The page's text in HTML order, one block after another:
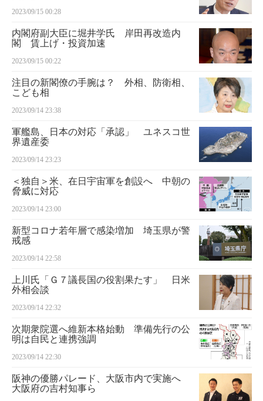
2023/09/15 00:28
内閣府副大臣に堀井学氏 岸田再改造内
閣 賃上げ・投資加速
2023/09/15 00:22
注目の新閣僚の手腕は？ 外相、防衛相、
こども相
2023/09/14 23:38
軍艦島、日本の対応「承認」 ユネスコ世
界遺産委
2023/09/14 23:23
＜独自＞米、在日宇宙軍を創設へ 中朝の
脅威に対応
2023/09/14 23:00
新型コロナ若年層で感染増加 埼玉県が警
戒感
2023/09/14 22:58
上川氏「Ｇ７議長国の役割果たす」 日米
外相会談
2023/09/14 22:32
次期衆院選へ維新本格始動 準備先行の公
明は自民と連携強調
2023/09/14 22:30
阪神の優勝パレード、大阪市内で実施へ
大阪府の吉村知事ら